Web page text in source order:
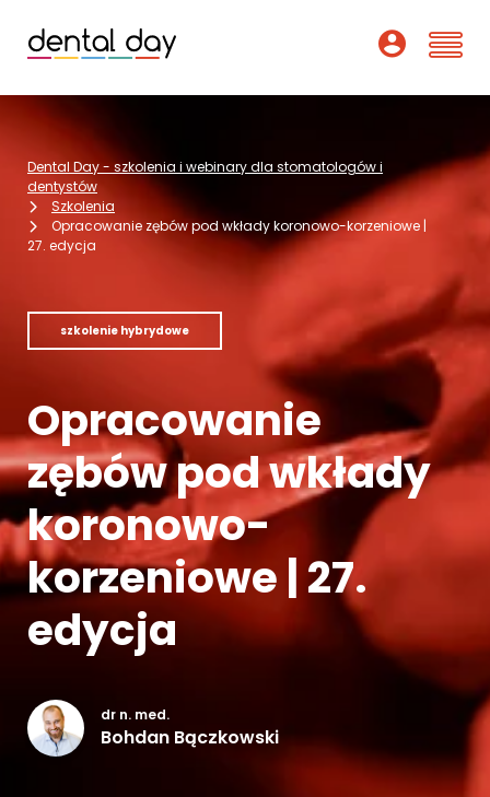
Webinary
Wykładowcy
O nas
Dofinansowania
Pomoc
Kontakt
Dental Day - szkolenia i webinary dla stomatologów i
dentystów
Szkolenia
Opracowanie zębów pod wkłady koronowo-korzeniowe |
27. edycja
szkolenie hybrydowe
Opracowanie
zębów pod wkłady
koronowo-
korzeniowe | 27.
edycja
dr n. med.
Bohdan Bączkowski